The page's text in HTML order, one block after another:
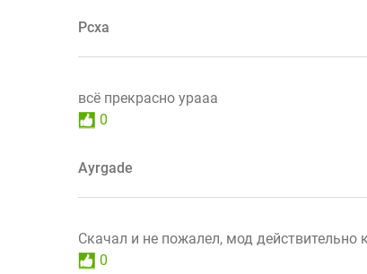
Рсха
всё прекрасно урааа
0
Ayrgade
Скачал и не пожалел, мод действительно
0